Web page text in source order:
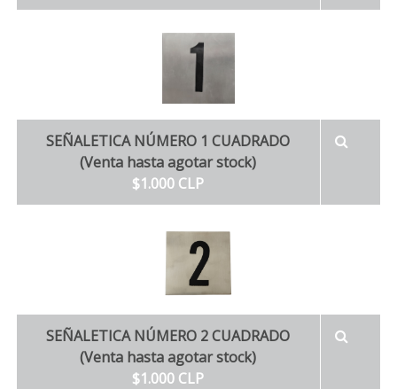
SEÑALETICA NÚMERO 1 CUADRADO
(Venta hasta agotar stock)
$1.000 CLP
SEÑALETICA NÚMERO 2 CUADRADO
(Venta hasta agotar stock)
$1.000 CLP